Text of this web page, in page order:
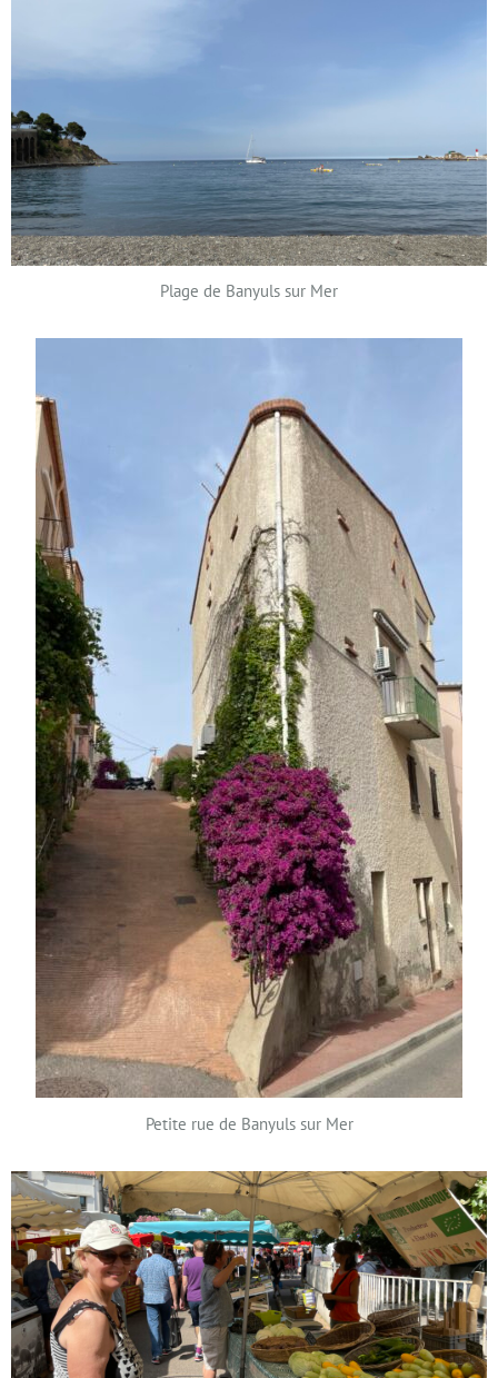
Plage de Banyuls sur Mer
Petite rue de Banyuls sur Mer